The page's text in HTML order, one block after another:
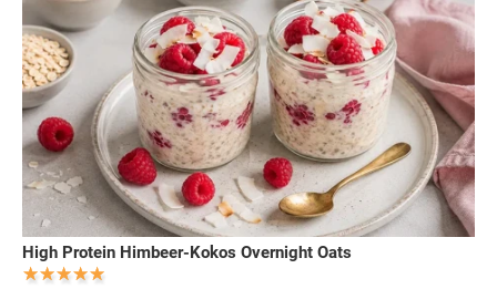
High Protein Himbeer-Kokos Overnight Oats